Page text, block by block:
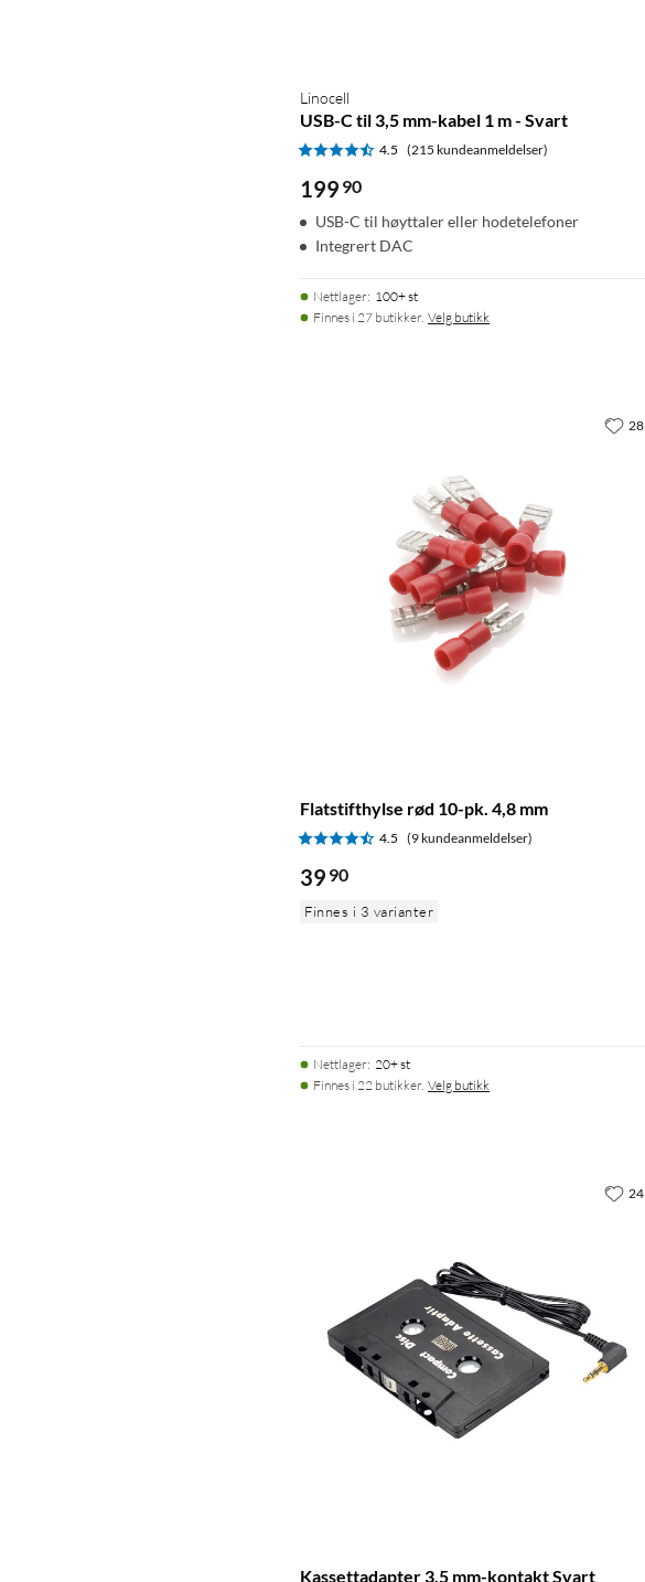
Linocell
USB-C til 3,5 mm-kabel 1 m - Svart
4.5 (215 kundeanmeldelser)
199 90
USB-C til høyttaler eller hodetelefoner
Integrert DAC
Nettlager: 100+ st
Finnes i 27 butikker. Velg butikk
Flatstifthylse rød 10-pk. 4,8 mm
4.5 (9 kundeanmeldelser)
39 90
Finnes i 3 varianter
Nettlager: 20+ st
Finnes i 22 butikker. Velg butikk
28
Kassettadapter 3,5 mm-kontakt Svart
24